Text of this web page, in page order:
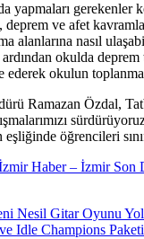
yapmaları
ve afet
alanlarına nasıl
okulda
ederek okulun
Ramazan Özdal,
öğrencileri
Haber – İzmir Son
Nesil Gitar Oyunu
Idle Champions Paketi